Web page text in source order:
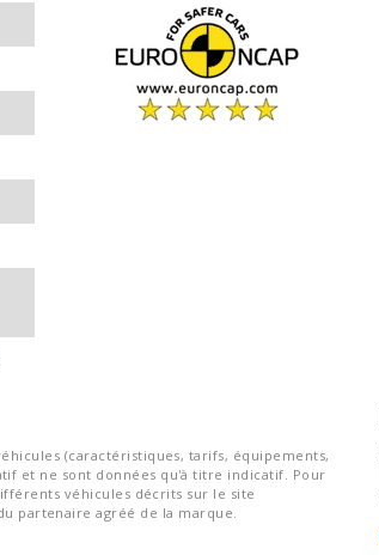
(caractéristiques, tarifs, équipements,
et ne sont données qu'à titre indicatif. Pour
véhicules décrits sur le site
partenaire agréé de la marque.